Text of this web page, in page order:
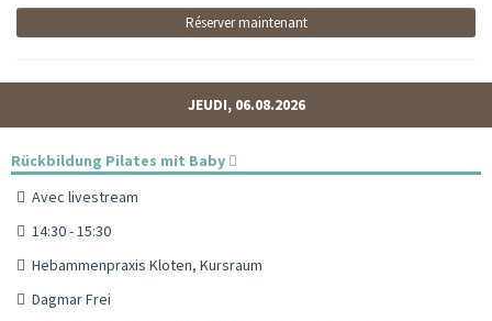
Réserver maintenant
JEUDI, 06.08.2026
Rückbildung Pilates mit Baby
Avec livestream
14:30 - 15:30
Hebammenpraxis Kloten, Kursraum
Dagmar Frei